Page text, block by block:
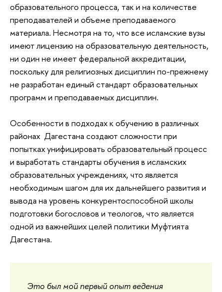
образовательного процесса, так и на количестве
преподавателей и объеме преподаваемого
материала. Несмотря на то, что все исламские вузы
имеют лицензию на образовательную деятельность,
ни один не имеет федеральной аккредитации,
поскольку для религиозных дисциплин по-прежнему
не разработан единый стандарт образовательных
программ и преподаваемых дисциплин.
Особенности в подходах к обучению в различных
районах Дагестана создают сложности при
попытках унифицировать образовательный процесс
и выработать стандарты обучения в исламских
образовательных учреждениях, что является
необходимым шагом для их дальнейшего развития и
вывода на уровень конкурентоспособной школы
подготовки богословов и теологов, что является
одной из важнейших целей политики Муфтията
Дагестана.
Это был мой первый опыт ведения